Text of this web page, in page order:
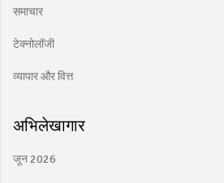
समाचार
टेक्नोलॉजी
व्यापार और वित्त
अभिलेखागार
जून 2026